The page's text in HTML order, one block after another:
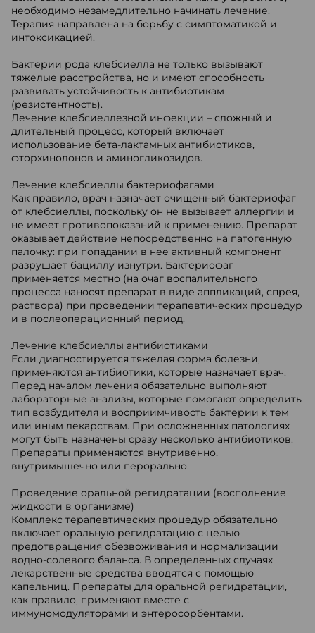
необходимо незамедлительно начинать лечение.
Терапия направлена на борьбу с симптоматикой и
интоксикацией.
Бактерии рода клебсиелла не только вызывают
тяжелые расстройства, но и имеют способность
развивать устойчивость к антибиотикам
(резистентность).
Лечение клебсиеллезной инфекции – сложный и
длительный процесс, который включает
использование бета-лактамных антибиотиков,
фторхинолонов и аминогликозидов.
Лечение клебсиеллы бактериофагами
Как правило, врач назначает очищенный бактериофаг
от клебсиеллы, поскольку он не вызывает аллергии и
не имеет противопоказаний к применению. Препарат
оказывает действие непосредственно на патогенную
палочку: при попадании в нее активный компонент
разрушает бациллу изнутри. Бактериофаг
применяется местно (на очаг воспалительного
процесса наносят препарат в виде аппликаций, спрея,
раствора) при проведении терапевтических процедур
и в послеоперационный период.
Лечение клебсиеллы антибиотиками
Если диагностируется тяжелая форма болезни,
применяются антибиотики, которые назначает врач.
Перед началом лечения обязательно выполняют
лабораторные анализы, которые помогают определить
тип возбудителя и восприимчивость бактерии к тем
или иным лекарствам. При осложненных патологиях
могут быть назначены сразу несколько антибиотиков.
Препараты применяются внутривенно,
внутримышечно или перорально.
Проведение оральной регидратации (восполнение
жидкости в организме)
Комплекс терапевтических процедур обязательно
включает оральную регидратацию с целью
предотвращения обезвоживания и нормализации
водно-солевого баланса. В определенных случаях
лекарственные средства вводятся с помощью
капельниц. Препараты для оральной регидратации,
как правило, применяют вместе с
иммуномодуляторами и энтеросорбентами.